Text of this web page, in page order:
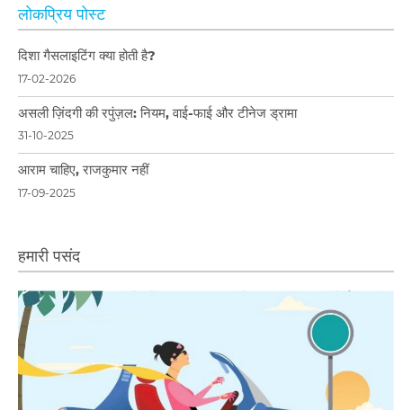
लोकप्रिय पोस्ट
दिशा गैसलाइटिंग क्या होती है?
17-02-2026
असली ज़िंदगी की रपुंज़ल: नियम, वाई-फाई और टीनेज ड्रामा
31-10-2025
आराम चाहिए, राजकुमार नहीं
17-09-2025
हमारी पसंद